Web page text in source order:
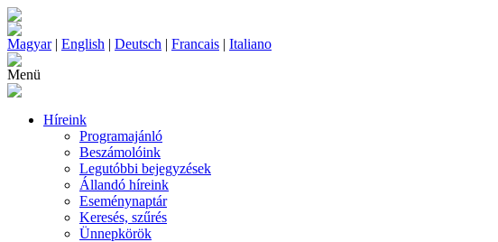
Magyar| English | Deutsch | Francais | Italiano
Menü
Híreink
Programajánló
Beszámolóink
Legutóbbi bejegyzések
Állandó híreink
Eseménynaptár
Keresés, szűrés
Ünnepkörök